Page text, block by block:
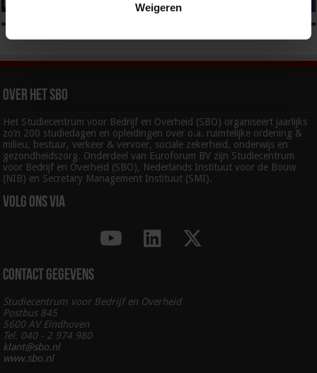
Weigeren
Over het SBO
Het Studiecentrum voor Bedrijf en Overheid (SBO) organiseert jaarlijks
zo’n 200 studiedagen en opleidingen over o.a. ruimtelijke ordening &
milieu, bestuur, verkeer & vervoer, sociale zekerheid, onderwijs en
gezondheidszorg. Onderdeel van Euroforum BV zijn Studiecentrum
voor Bedrijf en Overheid (SBO), Nederlands Instituut voor de Bouw
(NIB) en Secretary Management Instituut (SMI).
Volg ons via
Contact gegevens
Studiecentrum voor Bedrijf en Overheid
Postbus 845
5600 AV Eindhoven
Tel. 040 - 2 974 980
klant@sbo.nl
www.sbo.nl